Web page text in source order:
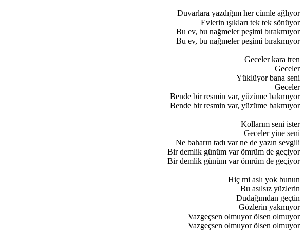
Duvarlara yazdığım her cümle ağlıyor
Evlerin ışıkları tek tek sönüyor
Bu ev, bu nağmeler peşimi bırakmıyor
Bu ev, bu nağmeler peşimi bırakmıyor
Geceler kara tren
Geceler
Yüklüyor bana seni
Geceler
Bende bir resmin var, yüzüme bakmıyor
Bende bir resmin var, yüzüme bakmıyor
Kollarım seni ister
Geceler yine seni
Ne baharın tadı var ne de yazın sevgili
Bir demlik günüm var ömrüm de geçiyor
Bir demlik günüm var ömrüm de geçiyor
Hiç mi aslı yok bunun
Bu asılsız yüzlerin
Dudağımdan geçtin
Gözlerin yakmıyor
Vazgeçsen olmuyor ölsen olmuyor
Vazgeçsen olmuyor ölsen olmuyor